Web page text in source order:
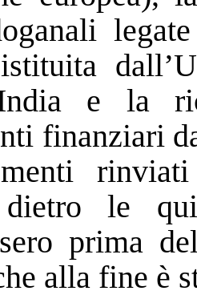
e la
finanziari
dietro le
prima
alla fine è